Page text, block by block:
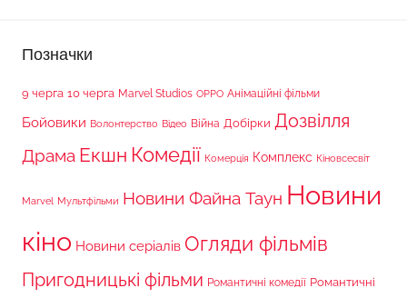
Позначки
9 черга 10 черга Marvel Studios OPPO Анімаційні фільми
Бойовики Волонтерство Відео Війна Добірки Дозвілля
Драма Екшн Комедії Комерція Комплекс Кіновсесвіт
Marvel Мультфільми Новини Файна Таун Новини
кіно Новини серіалів Огляди фільмів
Пригодницькі фільми Романтичні комедії Романтичні